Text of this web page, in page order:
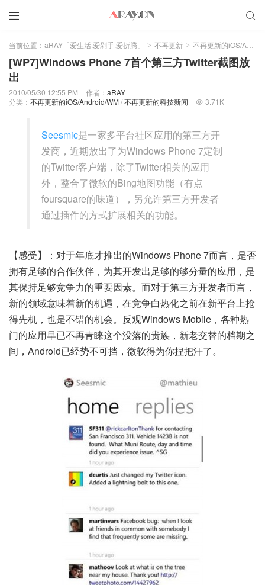
 
当前位置： aRAY「爱生活.爱剁手.爱折腾」 > 不再更新 > 不再更新的iOS/Android/WM
[WP7]Windows Phone 7首个第三方Twitter截图放
出
2010/05/30 12:55 PM 作者： aRAY
分类： 不再更新的iOS/Android/WM/不再更新的科技新闻  3.71K
Seesmic是一家多平台社区应用的第三方开
发商，近期放出了为Windows Phone 7定制
的Twitter客户端，除了Twitter相关的应用
外，整合了微软的Bing地图功能（有点
foursquare的味道），另允许第三方开发者
通过插件的方式扩展相关的功能。
【感受】：对于年底才推出的Windows Phone 7而言，是否
拥有足够的合作伙伴，为其开发出足够的够分量的应用，是
其保持足够竞争力的重要因素。而对于第三方开发者而言，
新的领域意味着新的机遇，在竞争白热化之前在新平台上抢
得先机，也是不错的机会。反观Windows Mobile，各种热
门的应用早已不再青睐这个没落的贵族，新老交替的档期之
间，Android已经势不可挡，微软得为你捏把汗了。